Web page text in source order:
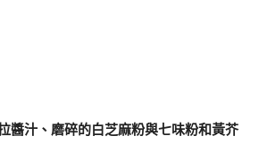
醬汁、磨碎的白芝麻粉與七味粉和黃芥